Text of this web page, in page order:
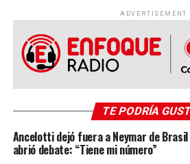
personas y fueron trasladadas al
ellas fueron dadas de alta horas
Los bomberos, sin embargo, creen
trabajo de mucha calma, mucha
están ayudando bastante. Estamos
informaciones a cada momento”,
cadena Globo.
ADVERTISEMENT
TE PODRÍA
Ancelotti dejó fuera a Neymar de
abrió debate: “Tiene mi número”